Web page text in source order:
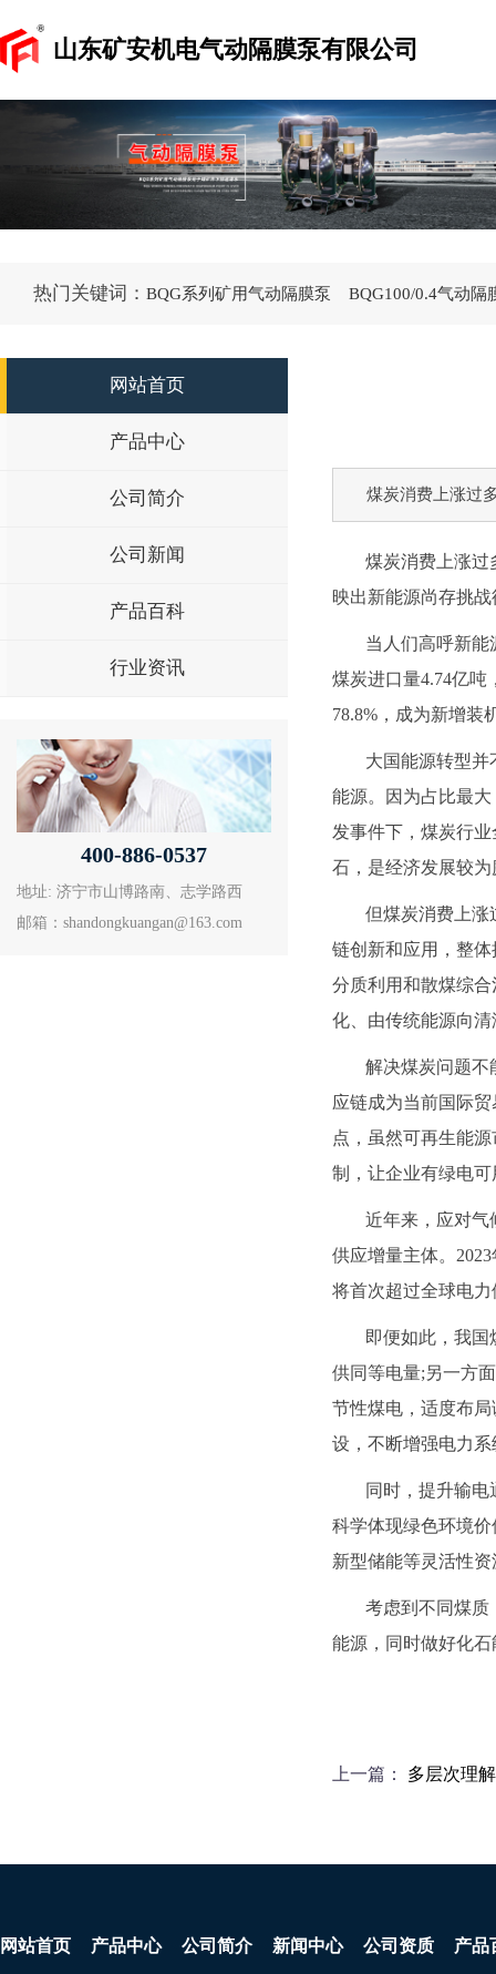
山东矿安机电气动隔膜泵有限公司
热门关键词： BQG系列矿用气动隔膜泵 BQG100/0.4气动隔
网站首页
产品中心
公司简介
公司新闻
产品百科
行业资讯
400-886-0537
地址: 济宁市山博路南、志学路西
邮箱：shandongkuangan@163.com
煤炭消费上涨过
煤炭消费上涨过
映出新能源尚存挑
当人们高呼新能
煤炭进口量4.74亿吨
78.8%，成为新增装
大国能源转型并
能源。因为占比最
发事件下，煤炭行
石，是经济发展较
但煤炭消费上涨
链创新和应用，整
分质利用和散煤综
化、由传统能源向
解决煤炭问题不
应链成为当前国际
点，虽然可再生能
制，让企业有绿电可
近年来，应对气
供应增量主体。
将首次超过全球电
即便如此，我
供同等电量;另一方
节性煤电，适度布
设，不断增强电力
同时，提升输
科学体现绿色环境
新型储能等灵活性
考虑到不同煤质
能源，同时做好化
上一篇： 多层次理
网站首页 产品中心 公司简介 新闻中心 公司资质 产品